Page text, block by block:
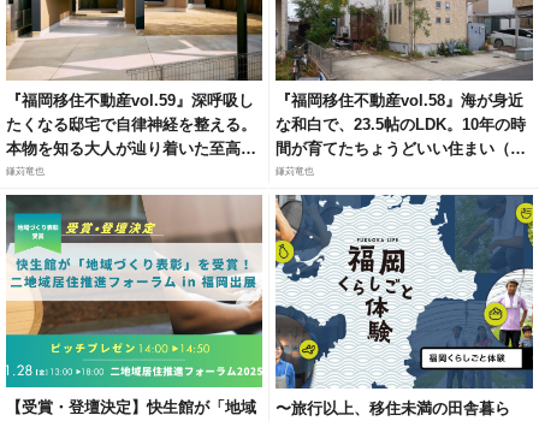
『福岡移住不動産vol.59』深呼吸し
たくなる邸宅で自律神経を整える。
本物を知る大人が辿り着いた至高の
リトリート（福岡市城南区梅林）
鎌苅竜也
『福岡移住不動産vol.58』海が身近
な和白で、23.5帖のLDK。10年の時
間が育てたちょうどいい住まい（福
岡市東区和白6）
鎌苅竜也
【受賞・登壇決定】快生館が「地域
〜旅行以上、移住未満の田舎暮ら